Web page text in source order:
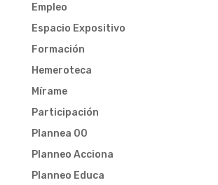
Empleo
Espacio Expositivo
Formación
Hemeroteca
Mírame
Participación
Plannea 00
Planneo Acciona
Planneo Educa